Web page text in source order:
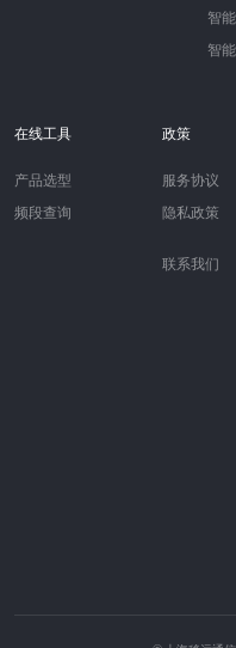
智
智
在线工具
产品选型
频段查询
政策
服务协议
隐私政策
联系我们